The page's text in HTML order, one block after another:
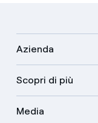
Azienda
Scopri di più
Media